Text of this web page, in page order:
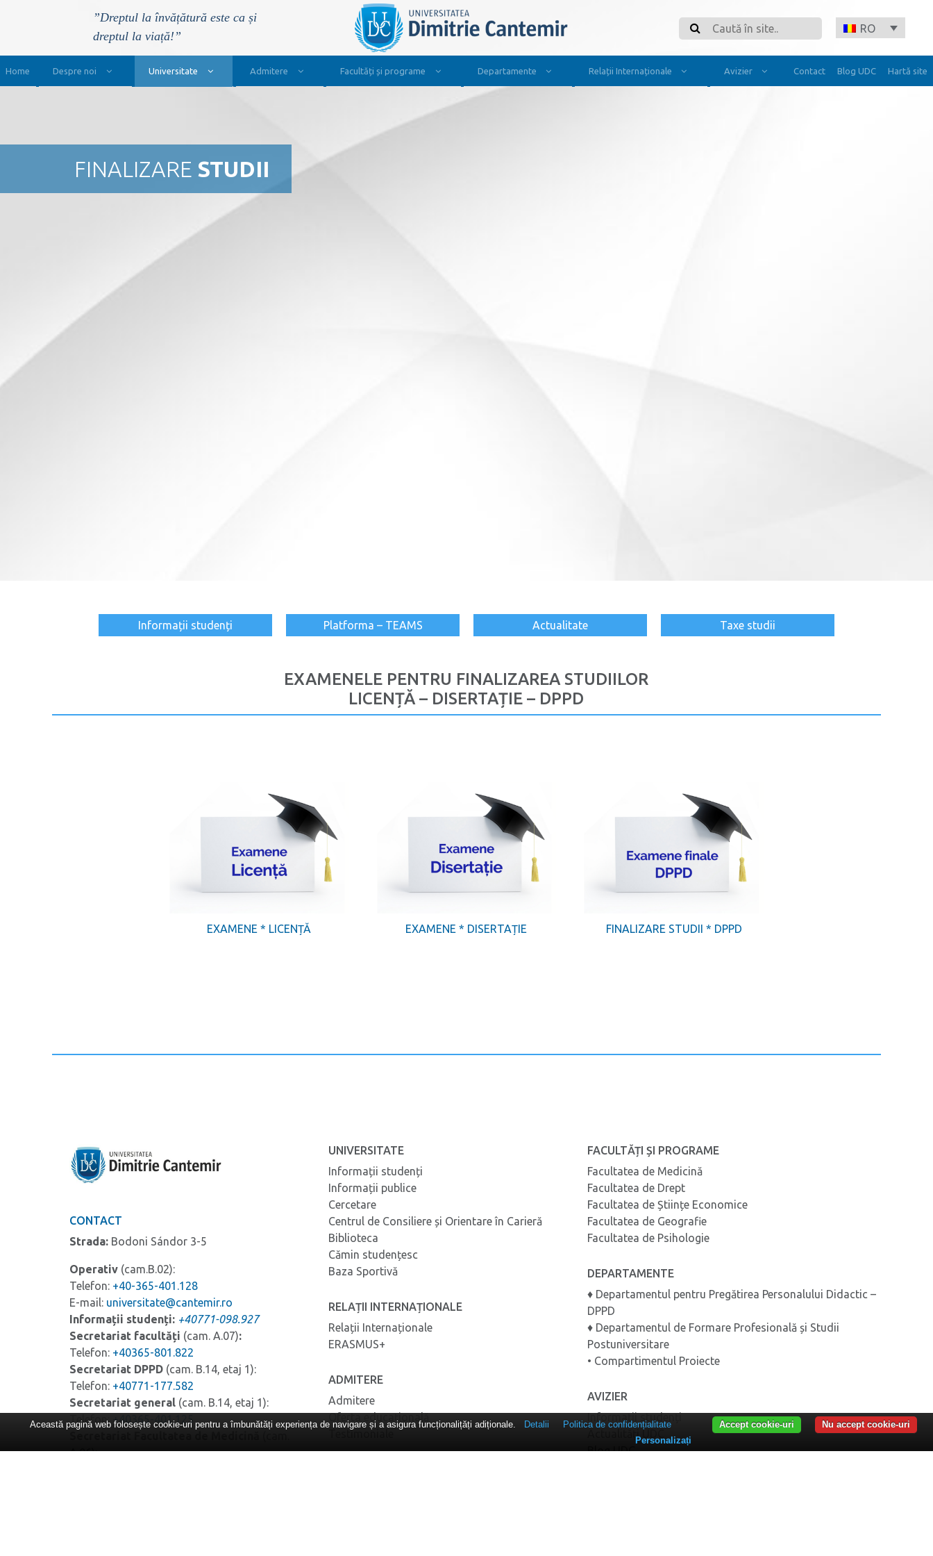
Search
RO
Main Navigation
”Dreptul la învățătură este ca și
dreptul la viață!”
Home Despre noi Universitate Admitere Facultăți și programe Departamente Relații Internaționale Avizier Contact Blog UDC Hartă site
FINALIZARE STUDII
Informații studenți Platforma – TEAMS Actualitate Taxe studii
EXAMENELE PENTRU FINALIZAREA STUDIILOR
LICENȚĂ – DISERTAȚIE – DPPD
EXAMENE * LICENȚĂ EXAMENE * DISERTAȚIE FINALIZARE STUDII * DPPD
CONTACT
Strada:Bodoni Sándor 3-5
Operativ (cam.B.02):
Telefon: +40-365-401.128
E-mail: universitate@cantemir.ro
Informații studenți: +40771-098.927
Secretariat facultăți (cam. A.07):
Telefon: +40365-801.822
Secretariat DPPD(cam. B.14, etaj 1):
Telefon: +40771-177.582
Secretariat general (cam. B.14, etaj 1):
Telefon: +40365-401.125
A.06):
UNIVERSITATE
Informații studenți
Informații publice
Cercetare
Centrul de Consiliere și Orientare în Carieră
Biblioteca
Cămin studențesc
Baza Sportivă
RELAȚII INTERNAȚIONALE
Relații Internaționale
ERASMUS+
ADMITERE
Admitere
FACULTĂȚI ȘI PROGRAME
Facultatea de Medicină
Facultatea de Drept
Facultatea de Științe Economice
Facultatea de Geografie
Facultatea de Psihologie
DEPARTAMENTE
♦ Departamentul pentru Pregătirea Personalului Didactic –
DPPD
♦ Departamentul de Formare Profesională și Studii
Postuniversitare
• Compartimentul Proiecte
AVIZIER
Actualități UDC
Blog UDC
Această pagină web folosește cookie-uri pentru a îmbunătăți experiența de navigare și a asigura funcționalițăți adiționale. Detalii Politica de confidențialitate Nu accept cookie-uri
Accept cookie-uri
Personalizați